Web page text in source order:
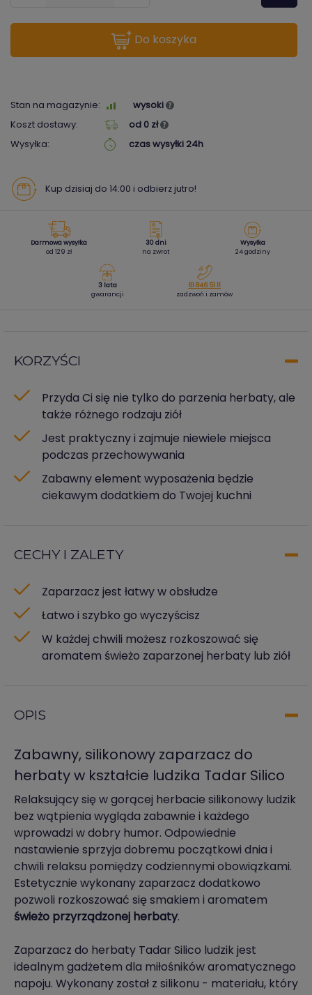
do koszyka
Stan na magazynie:
wysoki
Koszt dostawy:
od 0 zł
Wysyłka:
czas wysyłki 24h
Kup dzisiaj do 14:00 i odbierz jutro!
Darmowa wysyłka
od 129 zł
30 dni
na zwrot
Wysyłka
24 godziny
3 lata
gwarancji
61 846 51 11
zadzwoń i zamów
KORZYŚCI
Przyda Ci się nie tylko do parzenia herbaty, ale
także różnego rodzaju ziół
Jest praktyczny i zajmuje niewiele miejsca
podczas przechowywania
Zabawny element wyposażenia będzie
ciekawym dodatkiem do Twojej kuchni
CECHY I ZALETY
Zaparzacz jest łatwy w obsłudze
Łatwo i szybko go wyczyścisz
W każdej chwili możesz rozkoszować się
aromatem świeżo zaparzonej herbaty lub ziół
OPIS
Zabawny, silikonowy zaparzacz do
herbaty w kształcie ludzika Tadar Silico
Relaksujący się w gorącej herbacie silikonowy ludzik
bez wątpienia wygląda zabawnie i każdego
wprowadzi w dobry humor. Odpowiednie
nastawienie sprzyja dobremu początkowi dnia i
chwili relaksu pomiędzy codziennymi obowiązkami.
Estetycznie wykonany zaparzacz dodatkowo
pozwoli rozkoszować się smakiem i aromatem
świeżo przyrządzonej herbaty.
Zaparzacz do herbaty Tadar Silico ludzik jest
idealnym gadżetem dla miłośników aromatycznego
napoju. Wykonany został z silikonu - materiału, który